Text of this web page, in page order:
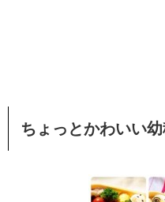
ちょっとかわいい